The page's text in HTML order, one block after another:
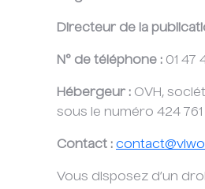
Directeur de la
N° de téléphone : 01 47
Hébergeur : OVH,
sous le numéro 424
Contact :
Vous disposez d’un